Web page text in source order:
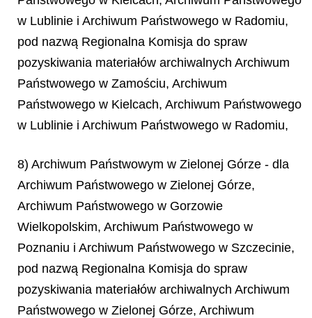
w Lublinie i Archiwum Państwowego w Radomiu,
pod nazwą Regionalna Komisja do spraw
pozyskiwania materiałów archiwalnych Archiwum
Państwowego w Zamościu, Archiwum
Państwowego w Kielcach, Archiwum Państwowego
w Lublinie i Archiwum Państwowego w Radomiu,
8) Archiwum Państwowym w Zielonej Górze - dla
Archiwum Państwowego w Zielonej Górze,
Archiwum Państwowego w Gorzowie
Wielkopolskim, Archiwum Państwowego w
Poznaniu i Archiwum Państwowego w Szczecinie,
pod nazwą Regionalna Komisja do spraw
pozyskiwania materiałów archiwalnych Archiwum
Państwowego w Zielonej Górze, Archiwum